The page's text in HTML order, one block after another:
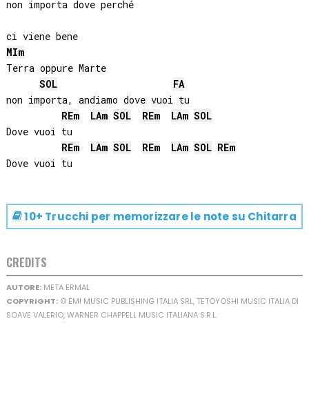
non importa dove perché
ci viene bene
MIm
Terra oppure Marte
SOL
FA
non importa, andiamo dove vuoi tu
REm LAm SOL REm LAm SOL
Dove vuoi tu
REm LAm SOL REm LAm SOL REm
10+ Trucchi per memorizzare le note su Chitarra
CREDITS
AUTORE:META ERMAL
COPYRIGHT:© EMI MUSIC PUBLISHING ITALIA SRL, TETOYOSHI MUSIC ITALIA DI
SOAVE VALERIO, WARNER CHAPPELL MUSIC ITALIANA S.R.L.